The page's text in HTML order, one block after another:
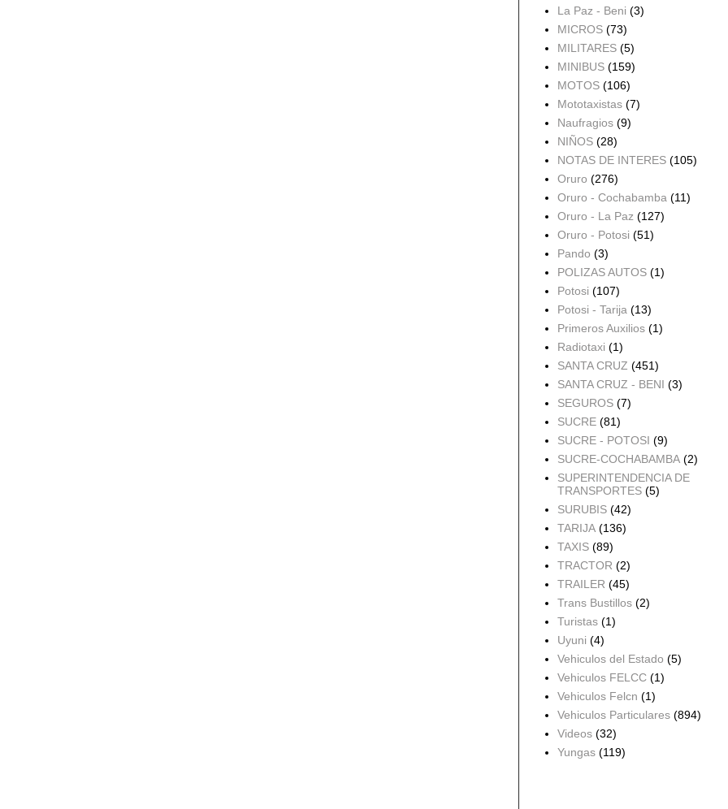
La Paz - Beni (3)
MICROS (73)
MILITARES (5)
MINIBUS (159)
MOTOS (106)
Mototaxistas (7)
Naufragios (9)
NIÑOS (28)
NOTAS DE INTERES (105)
Oruro (276)
Oruro - Cochabamba (11)
Oruro - La Paz (127)
Oruro - Potosi (51)
Pando (3)
POLIZAS AUTOS (1)
Potosi (107)
Potosi - Tarija (13)
Primeros Auxilios (1)
Radiotaxi (1)
SANTA CRUZ (451)
SANTA CRUZ - BENI (3)
SEGUROS (7)
SUCRE (81)
SUCRE - POTOSI (9)
SUCRE-COCHABAMBA (2)
SUPERINTENDENCIA DE
TRANSPORTES (5)
SURUBIS (42)
TARIJA (136)
TAXIS (89)
TRACTOR (2)
TRAILER (45)
Trans Bustillos (2)
Turistas (1)
Uyuni (4)
Vehiculos del Estado (5)
Vehiculos FELCC (1)
Vehiculos Felcn (1)
Vehiculos Particulares (894)
Videos (32)
Yungas (119)